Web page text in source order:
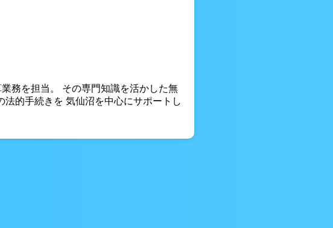
務を担当。 その専門知識を活かした無
的手続きを 気仙沼を中心にサポートし